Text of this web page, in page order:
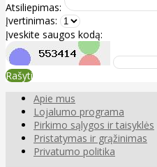
Atsiliepimas:
Įvertinimas:
Įveskite saugos kodą:
Rašyti
Apie mus
Lojalumo programa
Pirkimo sąlygos ir taisyklės
Pristatymas ir grąžinimas
Privatumo politika